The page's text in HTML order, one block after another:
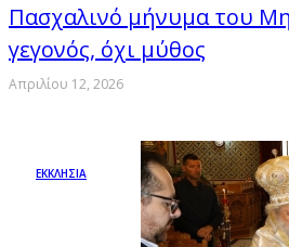
Πασχαλινό μήνυμα του
γεγονός, όχι μύθος
Απριλίου 12, 2026
ΕΚΚΛΗΣΙΑ